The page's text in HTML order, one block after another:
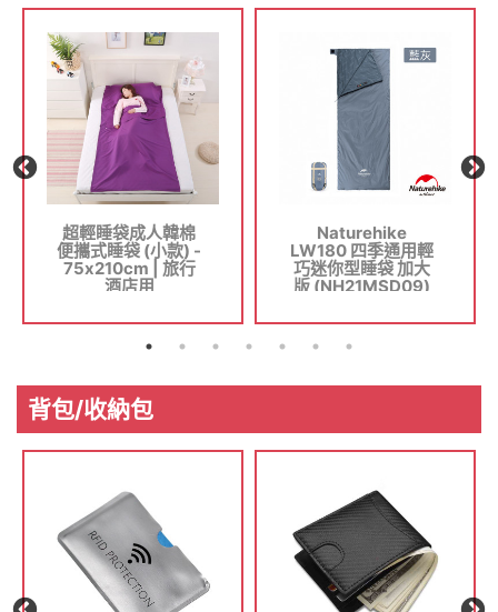
超輕睡袋成人韓棉
便攜式睡袋 (小款) -
75x210cm | 旅行
酒店用
Naturehike
LW180 四季通用輕
巧迷你型睡袋 加大
版 (NH21MSD09)
背包/收納包